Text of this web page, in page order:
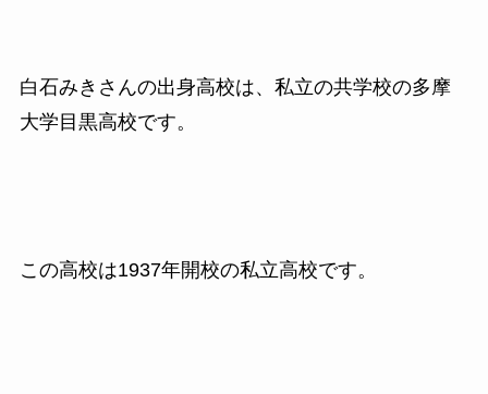
白石みきさんの出身高校は、私立の共学校の多摩
大学目黒高校です。
この高校は1937年開校の私立高校です。